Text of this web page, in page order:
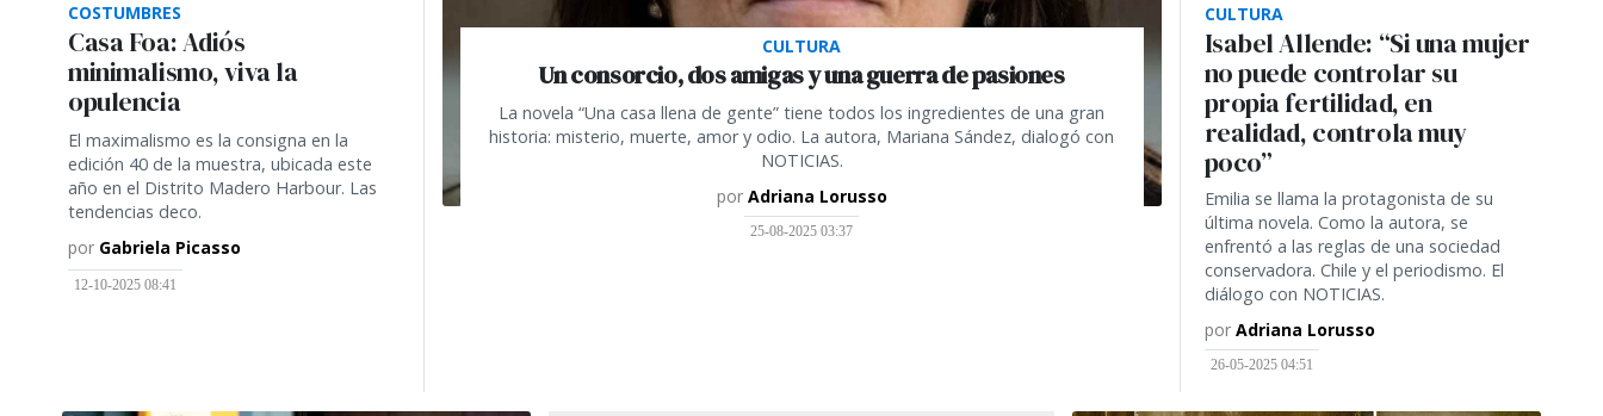
COSTUMBRES
Casa Foa: Adiós
minimalismo, viva la
opulencia
El maximalismo es la consigna en la
edición 40 de la muestra, ubicada este
año en el Distrito Madero Harbour. Las
tendencias deco.
por Gabriela Picasso
12-10-2025 08:41
CULTURA
Un consorcio, dos amigas y una guerra de pasiones
La novela “Una casa llena de gente” tiene todos los ingredientes de una gran
historia: misterio, muerte, amor y odio. La autora, Mariana Sández, dialogó con
NOTICIAS.
por Adriana Lorusso
25-08-2025 03:37
CULTURA
Isabel Allende: “Si una mujer
no puede controlar su
propia fertilidad, en
realidad, controla muy
poco”
Emilia se llama la protagonista de su
última novela. Como la autora, se
enfrentó a las reglas de una sociedad
conservadora. Chile y el periodismo. El
diálogo con NOTICIAS.
por Adriana Lorusso
26-05-2025 04:51